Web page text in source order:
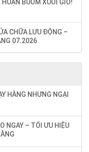
BUỒM XUÔI GIÓ!
CHỮA LƯU ĐỘNG –
07.2026
HÀNG NHƯNG NGẠI
NGAY – TỐI ƯU HIỆU